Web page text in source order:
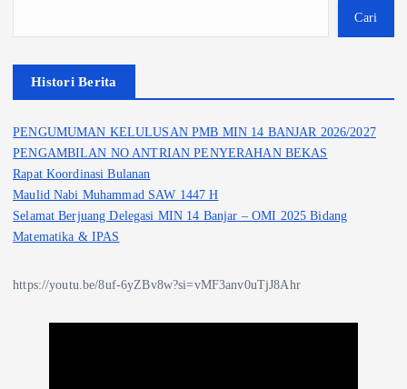
Cari
Histori Berita
PENGUMUMAN KELULUSAN PMB MIN 14 BANJAR 2026/2027
PENGAMBILAN NO ANTRIAN PENYERAHAN BEKAS
Rapat Koordinasi Bulanan
Maulid Nabi Muhammad SAW 1447 H
Selamat Berjuang Delegasi MIN 14 Banjar – OMI 2025 Bidang
Matematika & IPAS
https://youtu.be/8uf-6yZBv8w?si=vMF3anv0uTjJ8Ahr